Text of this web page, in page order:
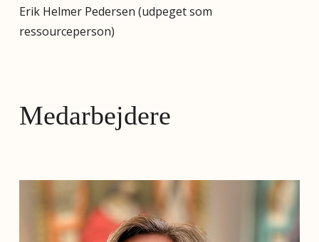
Erik Helmer Pedersen (udpeget som
ressourceperson)
Medarbejdere